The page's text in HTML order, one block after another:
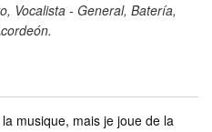
, Vocalista - General, Batería,
.
musique, mais je joue de la